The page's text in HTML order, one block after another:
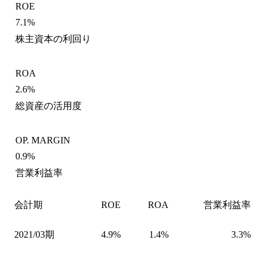
ROE
7.1%
株主資本の利回り
ROA
2.6%
総資産の活用度
OP. MARGIN
0.9%
営業利益率
会計期 ROE ROA 営業利益率
2021/03期 4.9% 1.4% 3.3%